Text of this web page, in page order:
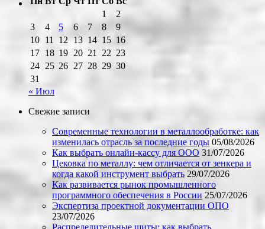
1
2
3
4 5 6 7 8
9
10 11 12 13 14 15 16
17 18 19 20 21 22 23
24 25 26 27 28 29 30
31
« Июл
Свежие записи
Современные технологии в металлообработке: как
изменилась отрасль за последние годы 05/08/2026
Как выбрать онлайн-кассу для ООО 31/07/2026
Цековка по металлу: чем отличается от зенкера и
когда какой инструмент выбрать 29/07/2026
Как развивается рынок промышленного
программного обеспечения в России 25/07/2026
Экспертиза проектной документации ОПО
23/07/2026
Распределительные щиты: как выбрать